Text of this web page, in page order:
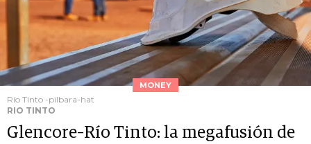
MONEY
Río Tinto -pilbara-hat
RIO TINTO
Glencore–Río Tinto: la megafusión de